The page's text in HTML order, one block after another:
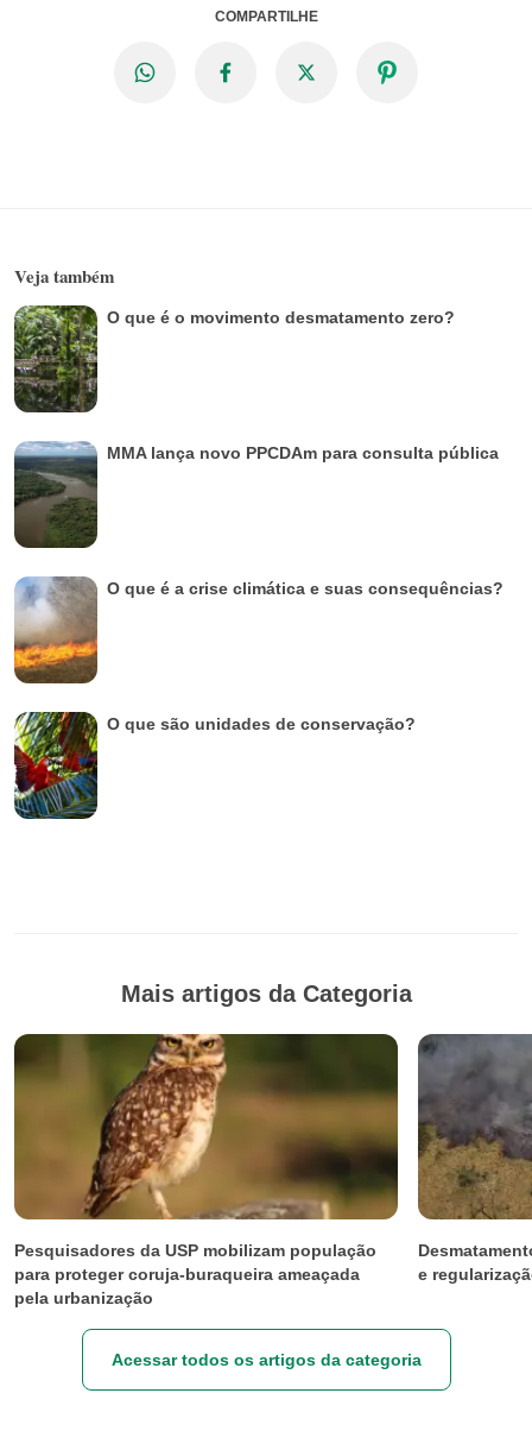
COMPARTILHE
Veja também
O que é o movimento desmatamento zero?
MMA lança novo PPCDAm para consulta pública
O que é a crise climática e suas consequências?
O que são unidades de conservação?
Mais artigos da Categoria
Pesquisadores da USP mobilizam população
para proteger coruja-buraqueira ameaçada
pela urbanização
e
Acessar todos os artigos da categoria